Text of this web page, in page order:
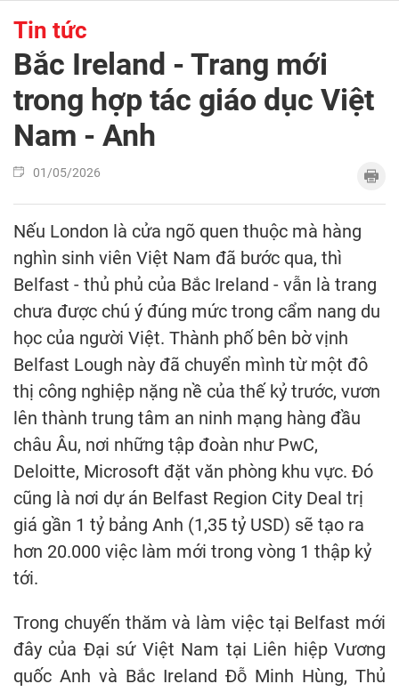
Tin tức
Bắc Ireland - Trang mới
trong hợp tác giáo dục Việt
Nam - Anh
01/05/2026
Nếu London là cửa ngõ quen thuộc mà hàng
nghìn sinh viên Việt Nam đã bước qua, thì
Belfast - thủ phủ của Bắc Ireland - vẫn là trang
chưa được chú ý đúng mức trong cẩm nang du
học của người Việt. Thành phố bên bờ vịnh
Belfast Lough này đã chuyển mình từ một đô
thị công nghiệp nặng nề của thế kỷ trước, vươn
lên thành trung tâm an ninh mạng hàng đầu
châu Âu, nơi những tập đoàn như PwC,
Deloitte, Microsoft đặt văn phòng khu vực. Đó
cũng là nơi dự án Belfast Region City Deal trị
giá gần 1 tỷ bảng Anh (1,35 tỷ USD) sẽ tạo ra
hơn 20.000 việc làm mới trong vòng 1 thập kỷ
tới.
Trong chuyến thăm và làm việc tại Belfast mới
đây của Đại sứ Việt Nam tại Liên hiệp Vương
quốc Anh và Bắc Ireland Đỗ Minh Hùng, Thủ